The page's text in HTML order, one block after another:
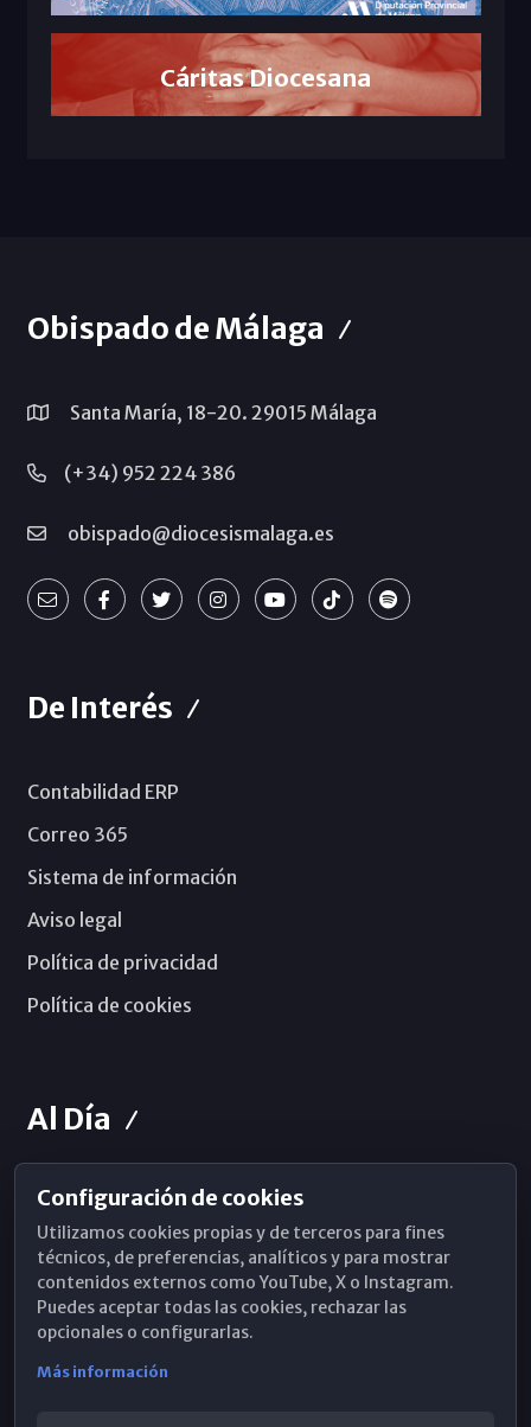
Cáritas Diocesana
Obispado de Málaga
Santa María, 18-20. 29015 Málaga
(+34) 952 224 386
obispado@diocesismalaga.es
De Interés
Contabilidad ERP
Correo 365
Sistema de información
Aviso legal
Política de privacidad
Política de cookies
Al Día
Horarios de Misa
Hemeroteca
WhatsApp
Configuración de cookies
Utilizamos cookies propias y de terceros para fines
técnicos, de preferencias, analíticos y para mostrar
contenidos externos como YouTube, X o Instagram.
Puedes aceptar todas las cookies, rechazar las
opcionales o configurarlas.
Más información